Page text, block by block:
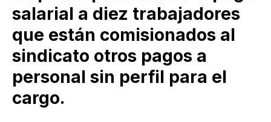
salarial a diez trabajadores
que están comisionados al
sindicato otros pagos a
personal sin perfil para el
cargo.